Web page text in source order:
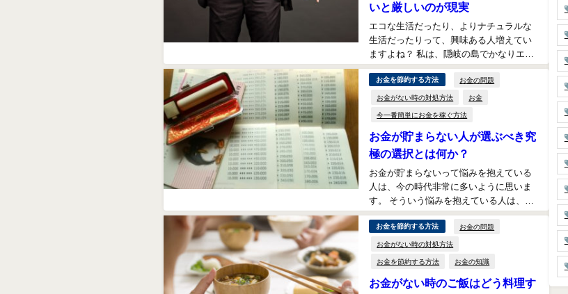
いと厳しいのが現実
エコな生活だったり、よりナチュラルな
生活だったりって、興味ある人増えてい
ますよね？ 私は、隠岐の島でかなりエコ
でナチュラルな生活をしていると自負し
ているのですが...
お金を節約する方法 お金の問題
お金がない時の対処方法 お金
今一番簡単にお金を稼ぐ方法
お金が貯まらない人が選ぶべき究
極の選択とは何か？
お金が貯まらないって悩みを抱えている
人は、今の時代非常に多いように思いま
す。 そういう悩みを抱えている人は、お
金を貯めないといけないと思っているの
に、貯金できな...
お金を節約する方法 お金の問題
お金がない時の対処方法
お金を節約する方法 お金の知識
お金がない時のご飯はどう料理す